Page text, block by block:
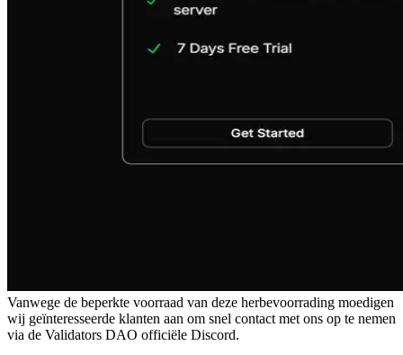
Vanwege de beperkte voorraad van deze herbevoorrading moedigen
wij geïnteresseerde klanten aan om snel contact met ons op te nemen
via de Validators DAO officiële Discord.